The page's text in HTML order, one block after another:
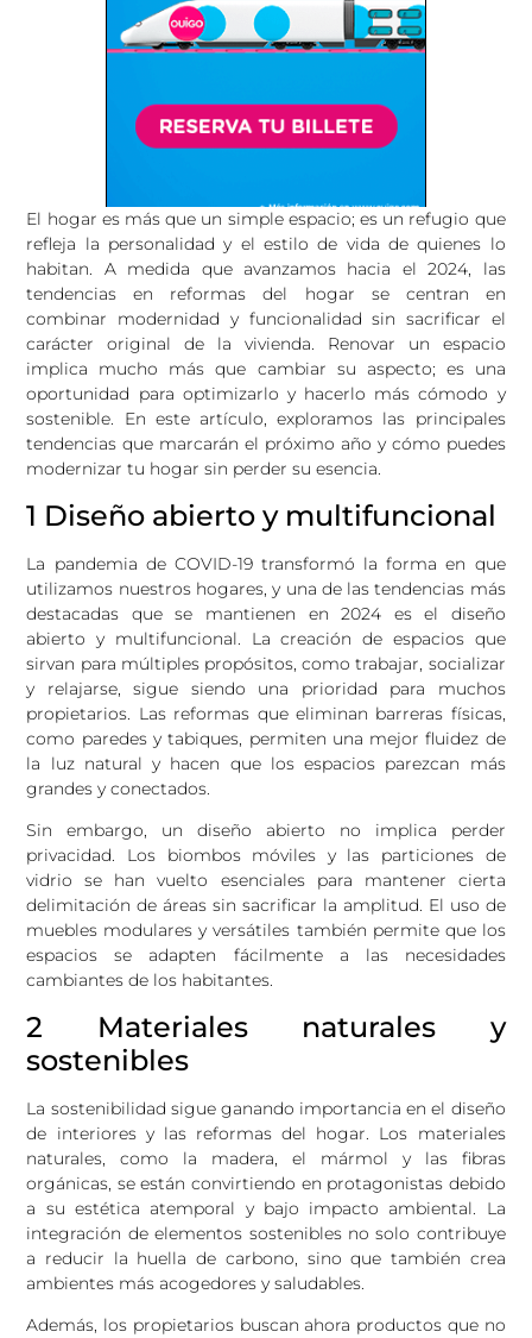
El hogar es más que un simple espacio; es un refugio que
refleja la personalidad y el estilo de vida de quienes lo
habitan. A medida que avanzamos hacia el 2024, las
tendencias en reformas del hogar se centran en
combinar modernidad y funcionalidad sin sacrificar el
carácter original de la vivienda. Renovar un espacio
implica mucho más que cambiar su aspecto; es una
oportunidad para optimizarlo y hacerlo más cómodo y
sostenible. En este artículo, exploramos las principales
tendencias que marcarán el próximo año y cómo puedes
modernizar tu hogar sin perder su esencia.
1 Diseño abierto y multifuncional
La pandemia de COVID-19 transformó la forma en que
utilizamos nuestros hogares, y una de las tendencias más
destacadas que se mantienen en 2024 es el diseño
abierto y multifuncional. La creación de espacios que
sirvan para múltiples propósitos, como trabajar, socializar
y relajarse, sigue siendo una prioridad para muchos
propietarios. Las reformas que eliminan barreras físicas,
como paredes y tabiques, permiten una mejor fluidez de
la luz natural y hacen que los espacios parezcan más
grandes y conectados.
Sin embargo, un diseño abierto no implica perder
privacidad. Los biombos móviles y las particiones de
vidrio se han vuelto esenciales para mantener cierta
delimitación de áreas sin sacrificar la amplitud. El uso de
muebles modulares y versátiles también permite que los
espacios se adapten fácilmente a las necesidades
cambiantes de los habitantes.
2 Materiales naturales y
sostenibles
La sostenibilidad sigue ganando importancia en el diseño
de interiores y las reformas del hogar. Los materiales
naturales, como la madera, el mármol y las fibras
orgánicas, se están convirtiendo en protagonistas debido
a su estética atemporal y bajo impacto ambiental. La
integración de elementos sostenibles no solo contribuye
a reducir la huella de carbono, sino que también crea
ambientes más acogedores y saludables.
Además, los propietarios buscan ahora productos que no